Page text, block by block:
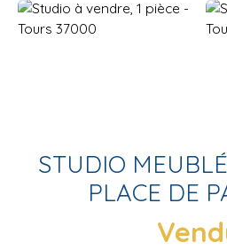
Estimation
STUDIO
PLACE DE